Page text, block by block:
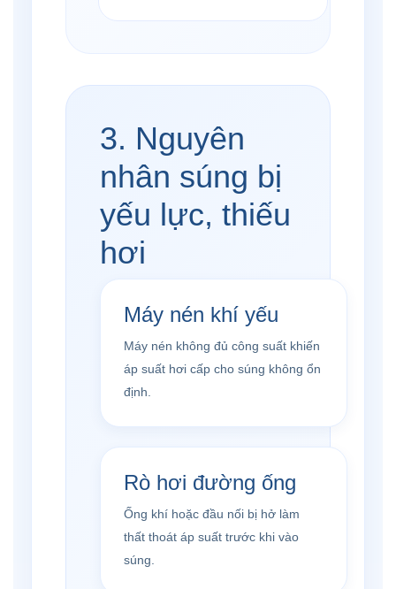
3. Nguyên
nhân súng bị
yếu lực, thiếu
hơi
Máy nén khí yếu
Máy nén không đủ công suất khiến
áp suất hơi cấp cho súng không ổn
định.
Rò hơi đường ống
Ống khí hoặc đầu nối bị hở làm
thất thoát áp suất trước khi vào
súng.